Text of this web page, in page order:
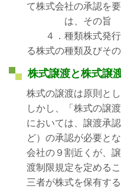
て株式会社の承認を
は、その旨
４．種類株式発行
る株式の種類及びそ
株式譲渡と株式譲
株式の譲渡は原則と
しかし、「株式の譲
においては、譲渡承
ど）の承認が必要と
会社の９割近くが、
渡制限規定を定める
三者が株式を保有す